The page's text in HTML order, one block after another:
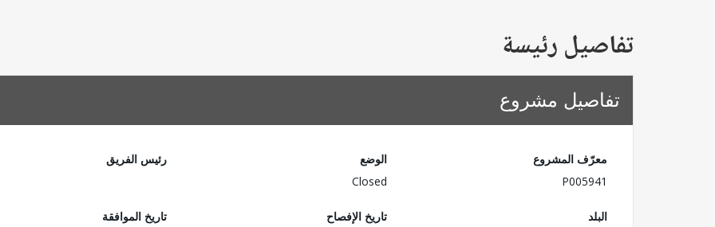
تفاصيل رئيسة
تفاصيل مشروع
معرّف المشروع
P005941
الوضع
Closed
رئيس الفريق
البلد
تاريخ الإفصاح
تاريخ الموافقة